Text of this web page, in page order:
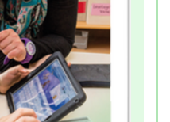
besonders für die
bei